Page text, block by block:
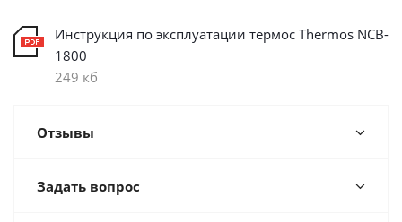
Инструкция по эксплуатации термос Thermos NCB-
1800
249 кб
Отзывы
Задать вопрос